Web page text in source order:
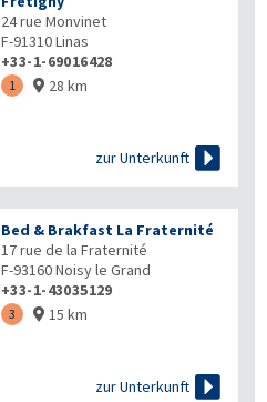
24 rue Monvinet
F-91310Linas
+33-1-69016428
1  28 km
zur Unterkunft 
Bed & Brakfast La Fraternité
17 rue de la Fraternité
F-93160Noisy le Grand
+33-1-43035129
3  15 km
zur Unterkunft 